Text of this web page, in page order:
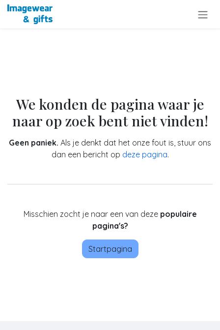
Overslaan naar inhoud
Fout 404
We konden de pagina waar je
naar op zoek bent niet vinden!
Geen paniek. Als je denkt dat het onze fout is, stuur ons
dan een bericht op deze pagina.
Misschien zocht je naar een van deze populaire
pagina's?
Startpagina